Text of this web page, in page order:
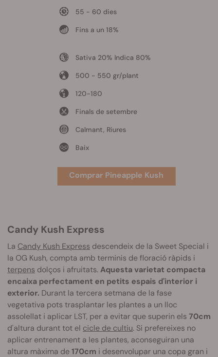
55 - 60 dies
Fins a un 18%
Sativa 20% Indica 80%
500 - 550 gr/plant
120-180
Finals de setembre
Calmant, Riures
Baix
Comprar Pineapple Kush
Candy Kush Express
La Candy Kush Express descendeix de la Sweet Special i
la OG Kush, compta amb terminis de floració ràpids i
terpens dolços i afruitats.Aquesta varietat compacta
encaixa perfectament en petits espais d'interior i
exterior. Durant la tercera setmana de la fase
vegetativa pots trasplantar les plantes a un lloc
assolellat i aplicar LST, per a evitar que superin els 70cm
d'altura durant tot el cicle de cultiu. Si prefereixes no
aplicar entrenament a les plantes, aconseguiran una
altura màxima de170cm i desenvolupar una copa gran i